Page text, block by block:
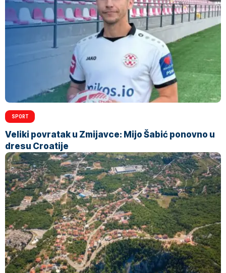
SPORT
Veliki povratak u Zmijavce: Mijo Šabić ponovno u
dresu Croatije